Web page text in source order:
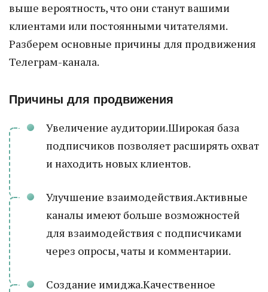
выше вероятность, что они станут вашими
клиентами или постоянными читателями.
Разберем основные причины для продвижения
Телеграм-канала.
Причины для продвижения
Увеличение аудитории.Широкая база
подписчиков позволяет расширять охват
и находить новых клиентов.
Улучшение взаимодействия.Активные
каналы имеют больше возможностей
для взаимодействия с подписчиками
через опросы, чаты и комментарии.
Создание имиджа.Качественное